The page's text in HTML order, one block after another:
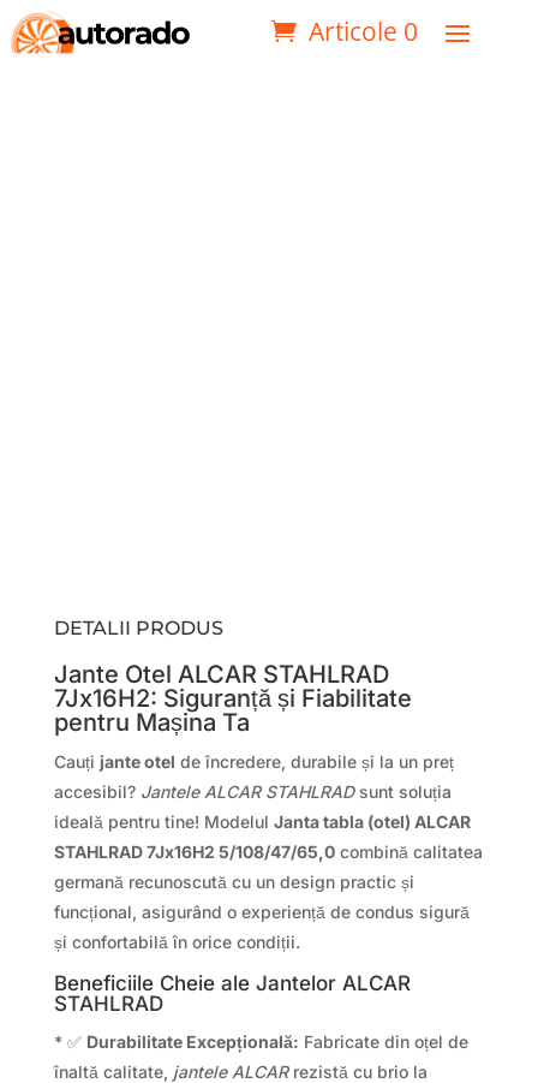
Articole 0
DETALII PRODUS
Jante Otel ALCAR STAHLRAD
7Jx16H2: Siguranță și Fiabilitate
pentru Mașina Ta
Cauți jante otel de încredere, durabile și la un preț
accesibil? Jantele ALCAR STAHLRADsunt soluția
ideală pentru tine! Modelul Janta tabla (otel) ALCAR
STAHLRAD 7Jx16H2 5/108/47/65,0combină calitatea
germană recunoscută cu un design practic și
funcțional, asigurând o experiență de condus sigură
și confortabilă în orice condiții.
Beneficiile Cheie ale Jantelor ALCAR
STAHLRAD
* ✅ Durabilitate Excepțională: Fabricate din oțel de
înaltă calitate, jantele ALCARrezistă cu brio la